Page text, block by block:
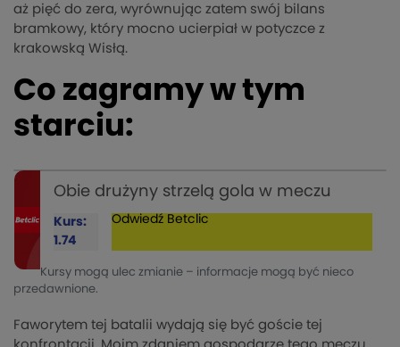
aż pięć do zera, wyrównując zatem swój bilans
bramkowy, który mocno ucierpiał w potyczce z
krakowską Wisłą.
Co zagramy w tym
starciu:
Obie drużyny strzelą gola w meczu
Kurs:
1.74
Odwiedź Betclic
Kursy mogą ulec zmianie – informacje mogą być nieco
przedawnione.
Faworytem tej batalii wydają się być goście tej